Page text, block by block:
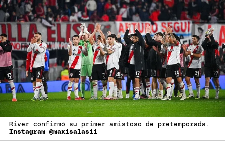
River confirmó su primer amistoso de pretemporada.
Instagram @maxisalas11